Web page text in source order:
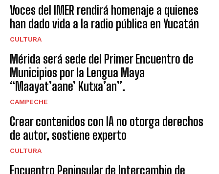
Voces del IMER rendirá homenaje a quienes
han dado vida a la radio pública en Yucatán
CULTURA
Mérida será sede del Primer Encuentro de
Municipios por la Lengua Maya
“Maayat’aane’ Kutxa’an”.
CAMPECHE
Crear contenidos con IA no otorga derechos
de autor, sostiene experto
CULTURA
Encuentro Peninsular de Intercambio de